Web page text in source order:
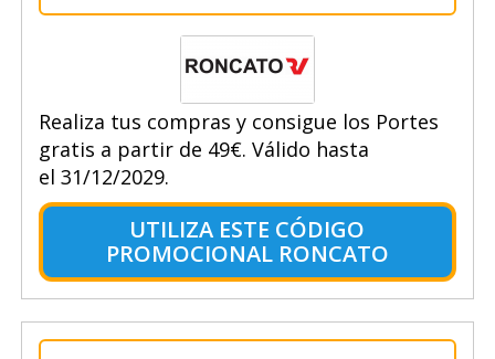
Realiza tus compras y consigue los Portes
gratis a partir de 49€. Válido hasta
el 31/12/2029.
UTILIZA ESTE CÓDIGO
PROMOCIONAL RONCATO